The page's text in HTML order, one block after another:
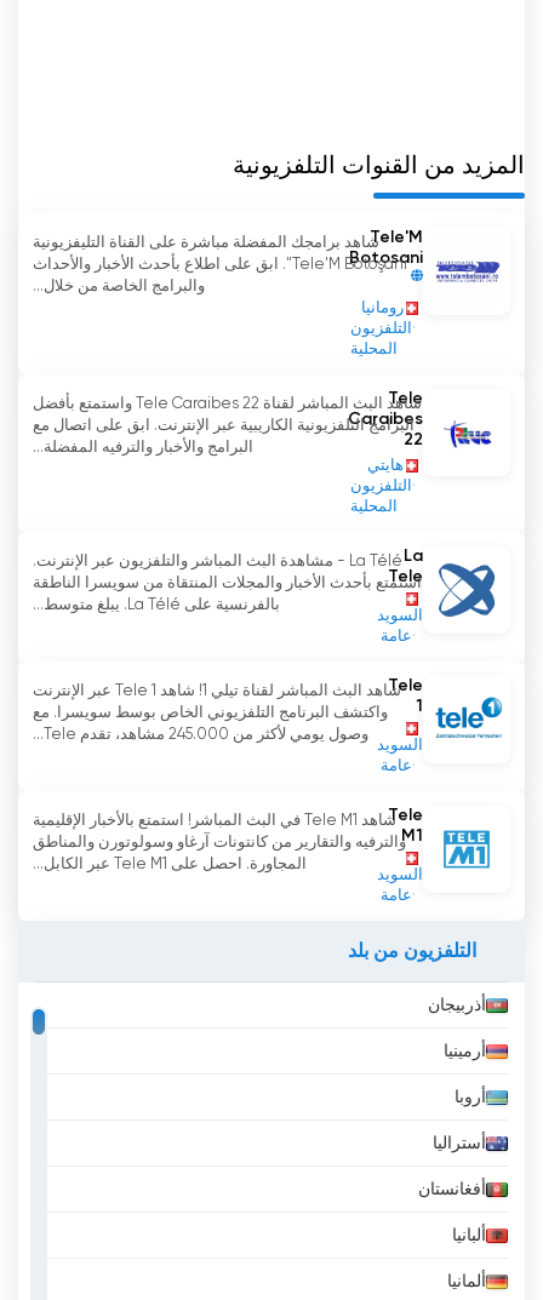
يتم التعبير عن التزامنا بالخدمة العامة في تنوع تغطيتنا
للمعلومات لشعب سويسرا الناطق بالفرنسية على
محمل الجد، ونلتزم بضمان أن تكون تقاريرنا موضوعية
ومتوازنة وجديرة بالثقة.
المزيد من القنوات التلفزيونية
Tele'M
Botosani
رومانيا
التلفزيون
المحلية
شاهد برامجك المفضلة مباشرة على القناة التليفزيونية
"Tele'M Botoşani". ابق على اطلاع بأحدث الأخبار والأحداث
والبرامج الخاصة من خلال...
Tele
Caraibes
22
هايتي
التلفزيون
المحلية
شاهد البث المباشر لقناة Tele Caraibes 22 واستمتع بأفضل
البرامج التلفزيونية الكاريبية عبر الإنترنت. ابق على اتصال مع
البرامج والأخبار والترفيه المفضلة...
La
Tele
السويد
عامة
La Télé - مشاهدة البث المباشر والتلفزيون عبر الإنترنت.
استمتع بأحدث الأخبار والمجلات المنتقاة من سويسرا الناطقة
بالفرنسية على La Télé. يبلغ متوسط...
Tele
1
السويد
عامة
شاهد البث المباشر لقناة تيلي 1! شاهد Tele 1 عبر الإنترنت
واكتشف البرنامج التلفزيوني الخاص بوسط سويسرا. مع
وصول يومي لأكثر من 245.000 مشاهد، تقدم Tele...
Tele
M1
السويد
عامة
شاهد Tele M1 في البث المباشر! استمتع بالأخبار الإقليمية
والترفيه والتقارير من كانتونات آرغاو وسولوتورن والمناطق
المجاورة. احصل على Tele M1 عبر الكابل...
التلفزيون من بلد
أذربيجان
أرمينيا
أروبا
أستراليا
أفغانستان
ألبانيا
ألمانيا